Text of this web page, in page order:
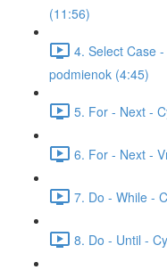
(11:56)
4. Select Case
podmienok (4:45)
5. For - Next -
6. For - Next -
7. Do - While -
8. Do - Until -